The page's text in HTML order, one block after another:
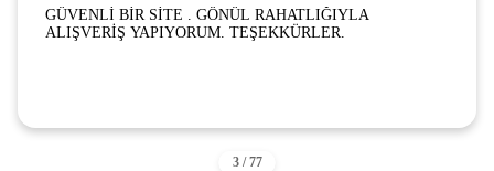
GÜVENLİ BİR SİTE . GÖNÜL RAHATLIĞIYLA
ALIŞVERİŞ YAPIYORUM. TEŞEKKÜRLER.